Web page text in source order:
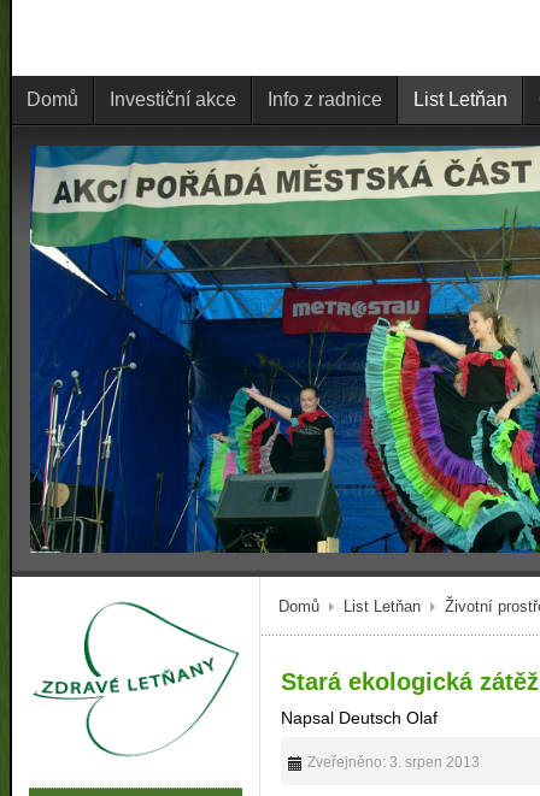
Domů Investiční akce Info z radnice List Letňan
Domů List Letňan Životní
Stará ekologická
Napsal Deutsch Olaf
Zveřejněno: 3. srpen 2013